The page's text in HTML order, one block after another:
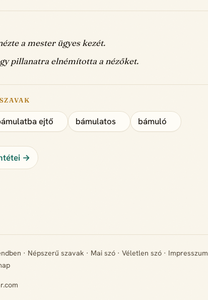
a mester ügyes kezét.
pillanatra elnémította a nézőket.
ejtő bámulatos bámuló
→
· Népszerű szavak · Mai szó · Véletlen szó · Impresszum